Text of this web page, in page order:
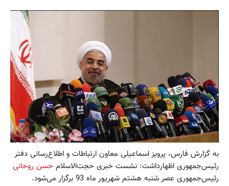
به گزارش فارس، پرویز اسماعیلی معاون ارتباطات و اطلاع‌رسانی دفتر
رئیس‌جمهوری اظهارداشت: نشست خبری حجت‌الاسلام حسن روحانی
رئیس‌جمهوری عصر شنبه هشتم شهریور ماه 93 برگزار می‌شود.